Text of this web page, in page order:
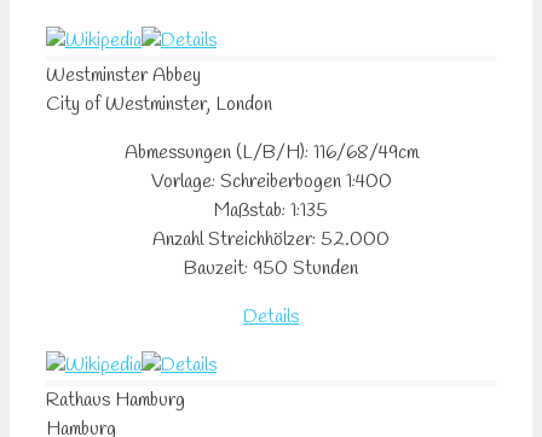
Westminster Abbey
City of Westminster, London
Abmessungen (L/B/H): 116/68/49cm
Vorlage: Schreiberbogen 1:400
Maßstab: 1:135
Anzahl Streichhölzer: 52.000
Bauzeit: 950 Stunden
Details
Rathaus Hamburg
Hamburg